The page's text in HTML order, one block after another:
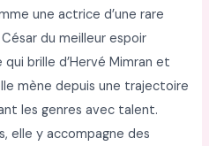
une actrice d’une rare
du meilleur espoir
qui brille d’Hervé Mimran et
mène depuis une trajectoire
les genres avec talent.
elle y accompagne des